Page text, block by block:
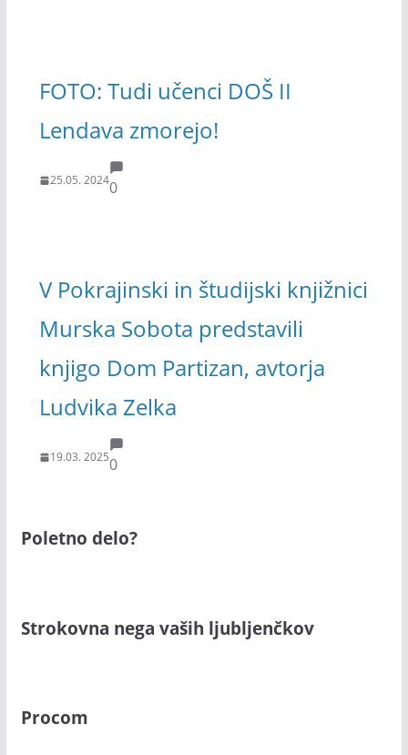
FOTO: Tudi učenci DOŠ II
Lendava zmorejo!
25.05. 20240
V Pokrajinski in študijski knjižnici
Murska Sobota predstavili
knjigo Dom Partizan, avtorja
Ludvika Zelka
19.03. 20250
Poletno delo?
Strokovna nega vaših ljubljenčkov
Procom